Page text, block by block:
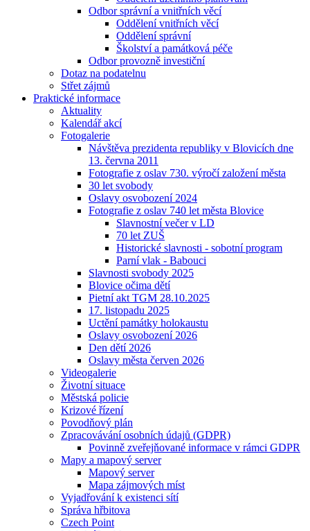
Odbor správní a vnitřních věcí
Oddělení vnitřních věcí
Oddělení správní
Školství a památková péče
Odbor provozně investiční
Dotaz na podatelnu
Střet zájmů
Praktické informace
Aktuality
Kalendář akcí
Fotogalerie
Návštěva prezidenta republiky v Blovicích dne
13. června 2011
Fotografie z oslav 730. výročí založení města
30 let svobody
Oslavy osvobození 2024
Fotografie z oslav 740 let města Blovice
Slavnostní večer v LD
70 let ZUŠ
Historické slavnosti - sobotní program
Parní vlak - Babouci
Slavnosti svobody 2025
Blovice očima dětí
Pietní akt TGM 28.10.2025
17. listopadu 2025
Uctění památky holokaustu
Oslavy osvobození 2026
Den dětí 2026
Oslavy města červen 2026
Videogalerie
Životní situace
Městská policie
Krizové řízení
Povodňový plán
Zpracovávání osobních údajů (GDPR)
Povinně zveřejňované informace v rámci GDPR
Mapy a mapový server
Mapový server
Mapa zájmových míst
Vyjadřování k existenci sítí
Správa hřbitova
Czech Point